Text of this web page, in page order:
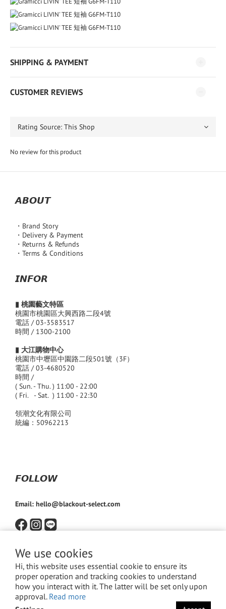
We use cookies
Hi, this website uses essential cookie to ensure its
proper operation and tracking cookies to understand
how you interact with it. The latter will be set only upon
approval. Read more
SHIPPING & PAYMENT
CUSTOMER REVIEWS
No review for this product
𝘼𝘽𝙊𝙐𝙏
・Brand Story
・Delivery & Payment
・Returns & Refunds
・Terms & Conditions
𝙄𝙉𝙁𝙊𝙍
▮ 桃園藝文特區
桃園市桃園區大興西路二段4號
電話 / 03-3583517
時間 / 1300-2100
▮ 大江購物中心
桃園市中壢區中園路二段501號（3F）
電話 / 03-4680520
時間 /
( Sun. - Thu. ) 11:00 - 22:00
( Fri. - Sat. ) 11:00 - 22:30
領潮文化有限公司
統編：50962213
𝙁𝙊𝙇𝙇𝙊𝙒
Email: hello@blackout-select.com